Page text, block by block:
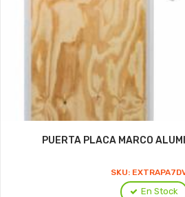
PUERTA PLACA MARCO
SKU:
En Stock